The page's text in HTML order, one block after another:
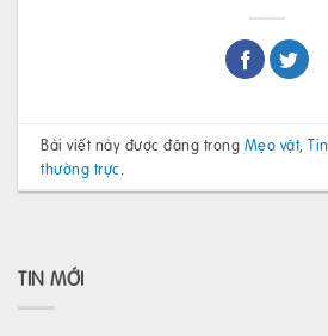
Bài viết này được đăng trong Mẹo vặt,
thường trực.
TIN MỚI